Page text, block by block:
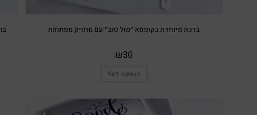
ברכה מיוחדת בקופסא ״מזל טוב״ עם מחזיק מפתחות
₪30
הוספה לסל